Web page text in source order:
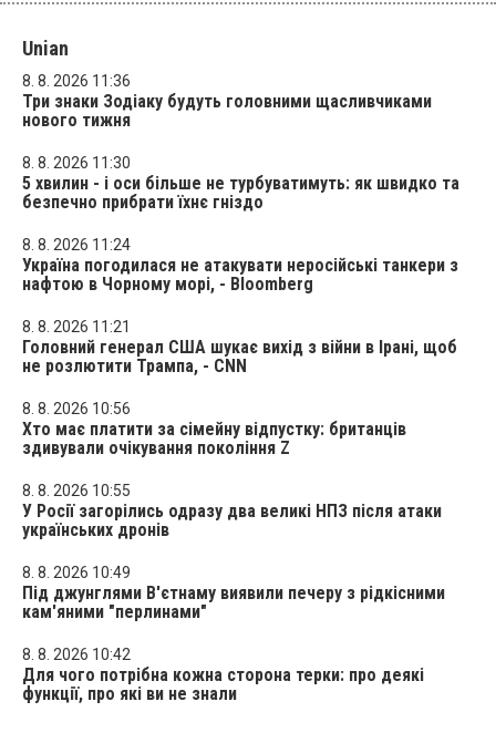
Unian
8. 8. 2026 11:36
Три знаки Зодіаку будуть головними щасливчиками
нового тижня
8. 8. 2026 11:30
5 хвилин - і оси більше не турбуватимуть: як швидко та
безпечно прибрати їхнє гніздо
8. 8. 2026 11:24
Україна погодилася не атакувати неросійські танкери з
нафтою в Чорному морі, - Bloomberg
8. 8. 2026 11:21
Головний генерал США шукає вихід з війни в Ірані, щоб
не розлютити Трампа, - CNN
8. 8. 2026 10:56
Хто має платити за сімейну відпустку: британців
здивували очікування покоління Z
8. 8. 2026 10:55
У Росії загорілись одразу два великі НПЗ після атаки
українських дронів
8. 8. 2026 10:49
Під джунглями В'єтнаму виявили печеру з рідкісними
кам'яними "перлинами"
8. 8. 2026 10:42
Для чого потрібна кожна сторона терки: про деякі
функції, про які ви не знали